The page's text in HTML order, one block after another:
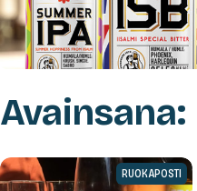
RUOKAPOSTI